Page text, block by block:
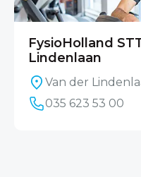
FysioHolland
Lindenlaan
Van der
035 623 53 00